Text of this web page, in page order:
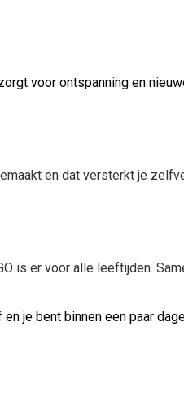
voor ontspanning en
en dat versterkt je
is er voor alle leeftijden.
je bent binnen een paar